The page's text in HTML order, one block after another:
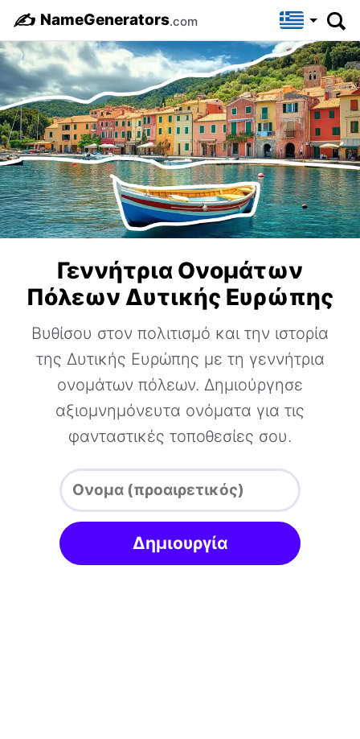
✍️ NameGenerators.com
Γεννήτρια Ονομάτων
Πόλεων Δυτικής Ευρώπης
Βυθίσου στον πολιτισμό και την ιστορία
της Δυτικής Ευρώπης με τη γεννήτρια
ονομάτων πόλεων. Δημιούργησε
αξιομνημόνευτα ονόματα για τις
φανταστικές τοποθεσίες σου.
Δημιουργία